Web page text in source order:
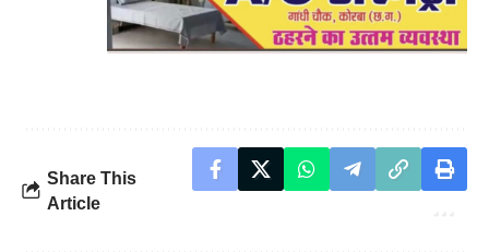
Share This
Article